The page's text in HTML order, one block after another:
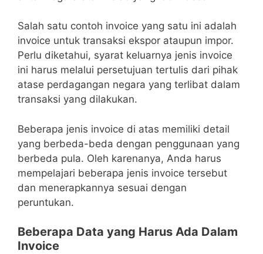
Salah satu contoh invoice yang satu ini adalah
invoice untuk transaksi ekspor ataupun impor.
Perlu diketahui, syarat keluarnya jenis invoice
ini harus melalui persetujuan tertulis dari pihak
atase perdagangan negara yang terlibat dalam
transaksi yang dilakukan.
Beberapa jenis invoice di atas memiliki detail
yang berbeda-beda dengan penggunaan yang
berbeda pula. Oleh karenanya, Anda harus
mempelajari beberapa jenis invoice tersebut
dan menerapkannya sesuai dengan
peruntukan.
Beberapa Data yang Harus Ada Dalam
Invoice